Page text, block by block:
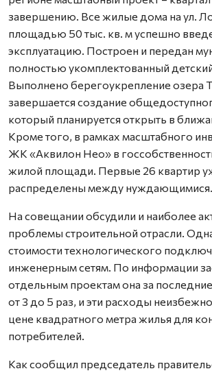
завершению. Все жилые дома на ул.
площадью 50 тыс. кв. м успешно
эксплуатацию. Построен и передан
полностью укомплектованный детский
Выполнено берегоукрепление озера
завершается создание
который планируется открыть в
Кроме того, в рамках масштабного
ЖК «Аквилон Нео» в
жилой площади. Первые 26 квартир
распределены между нуждающимися.
На совещании обсудили и наиболее
проблемы строительной отрасли.
стоимости технологического
инженерным сетям. По информации
отдельным проектам она за
от 3 до 5 раз, и эти расходы
цене квадратного метра жилья для
потребителей.
Как сообщил председатель